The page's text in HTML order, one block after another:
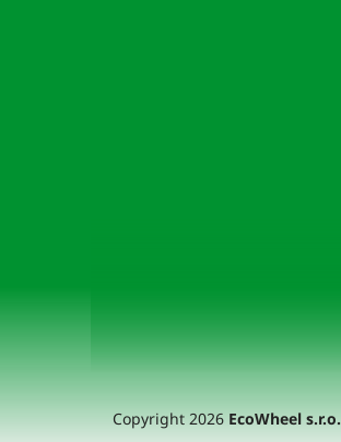
Copyright 2026 EcoWheel s.r.o.